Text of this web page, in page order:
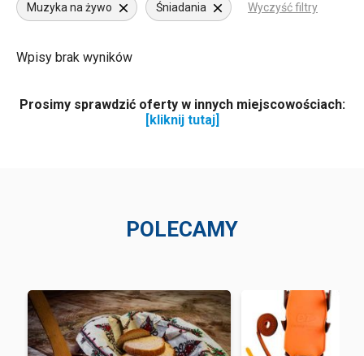
Muzyka na żywo Śniadania Wyczyść filtry
Wpisy brak wyników
Prosimy sprawdzić oferty w innych miejscowościach:
[kliknij tutaj]
POLECAMY